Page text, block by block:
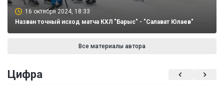
16 октября 2024, 18:33
Назван точный исход матча КХЛ "Барыс" - "Салават Юлаев"
Все материалы автора
Цифра